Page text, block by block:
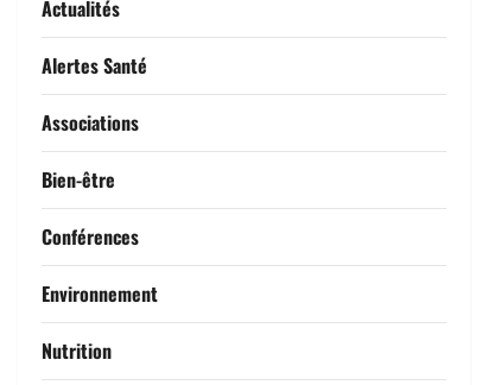
Actualités
Alertes Santé
Associations
Bien-être
Conférences
Environnement
Nutrition